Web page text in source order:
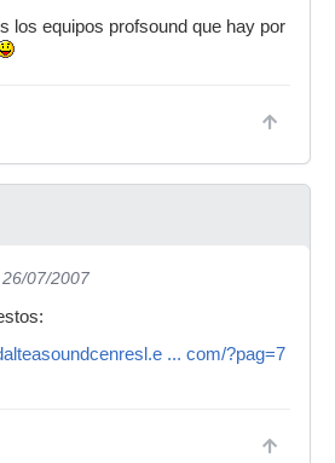
los equipos profsound que hay por
07/2007
... com/?pag=7